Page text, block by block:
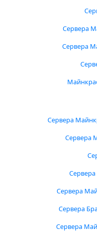
Сервера
Сервера
Сервера
Сервера
Сервера
Сервера
Сервера